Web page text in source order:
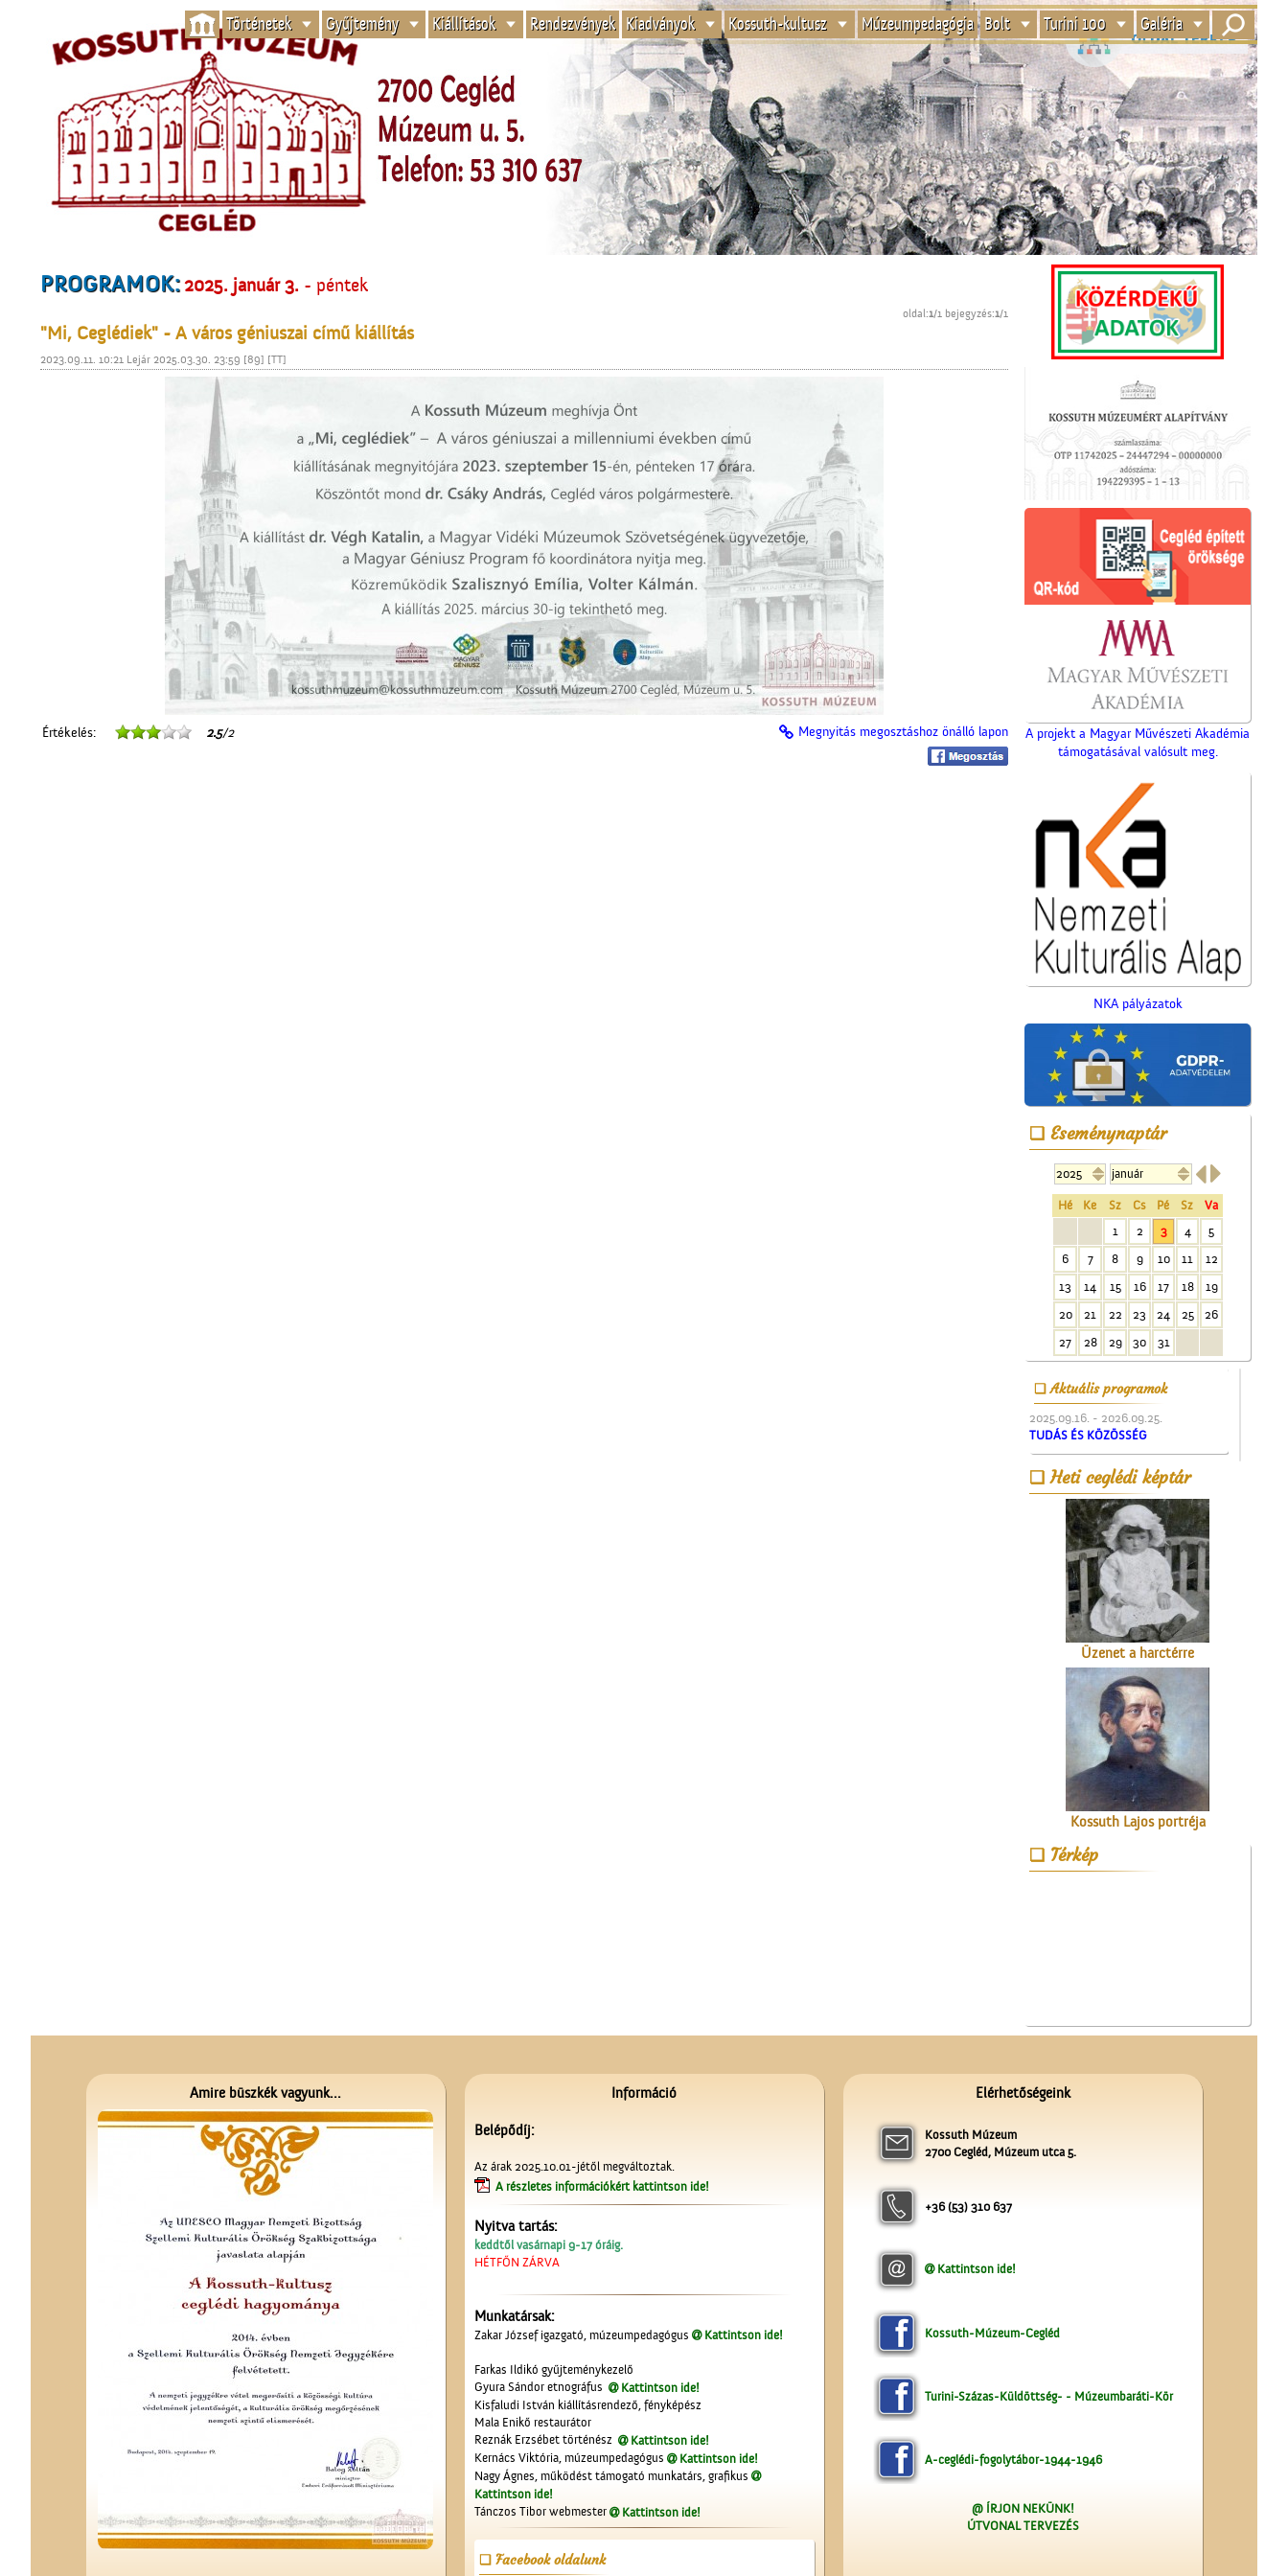
Történetek Gyűjtemény Kiállítások Rendezvények Kiadványok Kossuth-kultusz Múzeumpedagógia Bolt Turini 100 Galéria
PROGRAMOK:2025. január 3. - péntek
oldal:1/1 bejegyzés:1/1
"Mi, Ceglédiek" - A város géniuszai című kiállítás
2023.09.11. 10:21 Lejár 2025.03.30. 23:59 [89] [TT]
Értékelés: 2.5/2 Megnyitás megosztáshoz önálló lapon
A projekt a Magyar Művészeti Akadémia
támogatásával valósult meg.
NKA pályázatok
Eseménynaptár

Hé Ke Sz Cs Pé Sz
Va
1
2 3 4
5
6
7 8 9 10 11
12
13
14 15 16 17 18
19
20
21 22 23 24 25
26
27
28 29 30 31
Aktuális programok
2025.09.16. - 2026.09.25.
TUDÁS ÉS KÖZÖSSÉG
Heti ceglédi képtár
Megérkezés Ceglédre
Magyar írók országjárása
A Gubody utcában
Üzenet a harctérre
Kossuth Lajos portréja
Térkép
Amire büszkék vagyunk... Információ
Belépődíj:
Az árak 2025.10.01-jétől megváltoztak.
A részletes információkért kattintson ide!
Nyitva tartás:
keddtől vasárnapi 9-17 óráig.
HÉTFŐN ZÁRVA
Munkatársak:
Zakar József igazgató, múzeumpedagógus Kattintson ide!
Farkas Ildikó gyűjteménykezelő
Gyura Sándor etnográfus
Kattintson ide!
Kisfaludi István kiállításrendező, fényképész
Mala Enikő restaurátor
Reznák Erzsébet történész
Kattintson ide!
Kernács Viktória, múzeumpedagógus
Kattintson ide!
Nagy Ágnes, működést támogató munkatárs, grafikus
Kattintson ide!
Tánczos Tibor webmester
Kattintson ide!
Facebook oldalunk
Elérhetőségeink
Kossuth Múzeum
2700 Cegléd, Múzeum utca 5.
+36 (53) 310 637
Kattintson ide!
Kossuth-Múzeum-Cegléd
Turini-Százas-Küldöttség- - Múzeumbaráti-Kör
A-ceglédi-fogolytábor-1944-1946
@ ÍRJON NEKÜNK!
ÚTVONAL TERVEZÉS